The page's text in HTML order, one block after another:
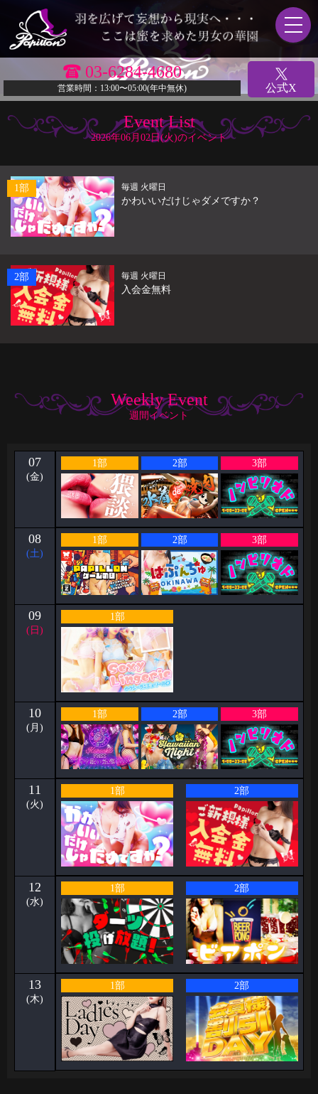
03-6284-4680
営業時間：13:00〜05:00(年中無休) 公式X
Event List
2026年06月02日(火)のイベント
1部 毎週 火曜日
かわいいだけじゃダメですか？
2部 毎週 火曜日
入会金無料
Weekly Event
週間イベント
07
(金)
1部 2部 3部
08
(土)
1部 2部 3部
09
(日)
1部
10
(月)
1部 2部 3部
11
(火)
1部 2部
12
(水)
1部 2部
13
(木)
1部 2部